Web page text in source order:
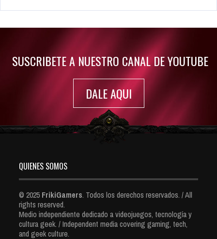
Rumor: Se filtran los primeros detalles de Resident Evil 9
SUSCRIBETE A NUESTRO CANAL DE YOUTUBE
DALE AQUI
QUIENES SOMOS
© 2025 FrikiGamers. Todos los derechos reservados. / All
rights reserved.
Medio independiente dedicado a videojuegos, tecnología y
cultura geek. / Independent media covering gaming, tech,
and geek culture.